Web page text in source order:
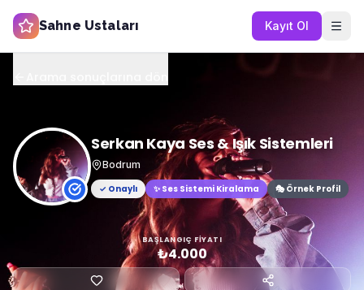
Sahne Ustaları Kayıt Ol
Serkan Kaya Ses & Işık Sistemleri
Bodrum
✓ Onaylı
✨ Ses Sistemi Kiralama 🎭 Örnek Profil
BAŞLANGIÇ FIYATI
₺4.000